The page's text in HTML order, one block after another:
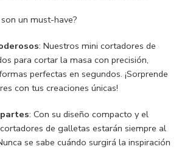
un must-have?
: Nuestros mini cortadores de
para cortar la masa con precisión,
perfectas en segundos. ¡Sorprende
con tus creaciones únicas!
: Con su diseño compacto y el
de galletas estarán siempre al
se sabe cuándo surgirá la inspiración